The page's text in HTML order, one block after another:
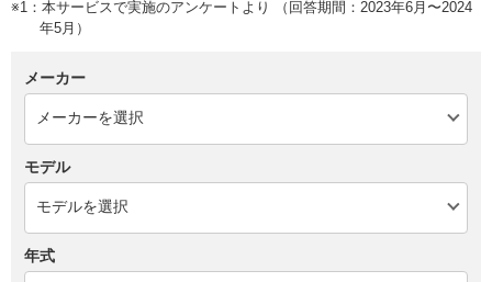
※1：本サービスで実施のアンケートより （回答期間：2023年6月〜2024
年5月）
メーカー
モデル
年式